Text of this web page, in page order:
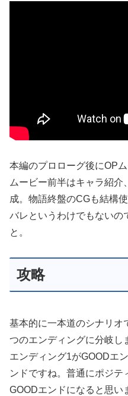
本編のプロローグ後にOP
ムービー前半はキャラ紹
成。物語終盤のCGも結構
バレというわけでもないの
と。
攻略
基本的に一本道のシナリオ
つのエンディングに分岐し
エンディング1がGOODエ
ンドですね。普通にポジ
GOODエンドになると思い